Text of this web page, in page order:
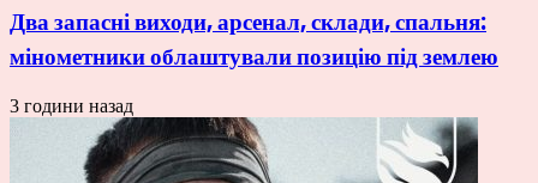
Два запасні виходи, арсенал, склади, спальня:
мінометники облаштували позицію під землею
3 години назад